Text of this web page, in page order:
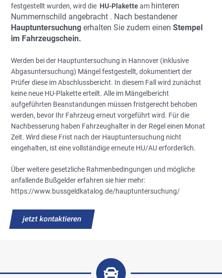
festgestellt wurden, wird die HU-Plaketteam hinteren
Nummernschild angebracht . Nach bestandener
Hauptuntersuchung erhalten Sie zudem einenStempel
im Fahrzeugschein.
Werden bei der Hauptuntersuchung in Hannover (inklusive
Abgasuntersuchung) Mängel festgestellt, dokumentiert der
Prüfer diese im Abschlussbericht. In diesem Fall wird zunächst
keine neue HU-Plakette erteilt. Alle im Mängelbericht
aufgeführten Beanstandungen müssen fristgerecht behoben
werden, bevor Ihr Fahrzeug erneut vorgeführt wird. Für die
Nachbesserung haben Fahrzeughalter in der Regel einen Monat
Zeit. Wird diese Frist nach der Hauptuntersuchung nicht
eingehalten, ist eine vollständige erneute HU/AU erforderlich.
Über weitere gesetzliche Rahmenbedingungen und mögliche
anfallende Bußgelder erfahren sie hier mehr:
https://www.bussgeldkatalog.de/hauptuntersuchung/
jetzt kontaktieren